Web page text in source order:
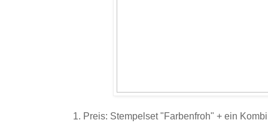
1. Preis: Stempelset "Farbenfroh" + ein